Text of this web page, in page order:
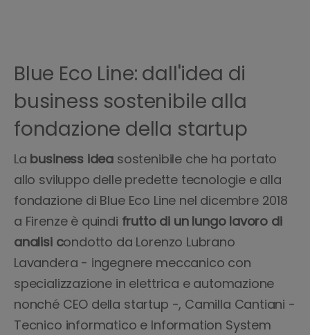
Blue Eco Line: dall'idea di
business sostenibile alla
fondazione della startup
La business idea sostenibile che ha portato
allo sviluppo delle predette tecnologie e alla
fondazione di Blue Eco Line nel dicembre 2018
a Firenze è quindi frutto di un lungo lavoro di
analisi condotto da Lorenzo Lubrano
Lavandera - ingegnere meccanico con
specializzazione in elettrica e automazione
nonché CEO della startup -, Camilla Cantiani -
Tecnico informatico e Information System